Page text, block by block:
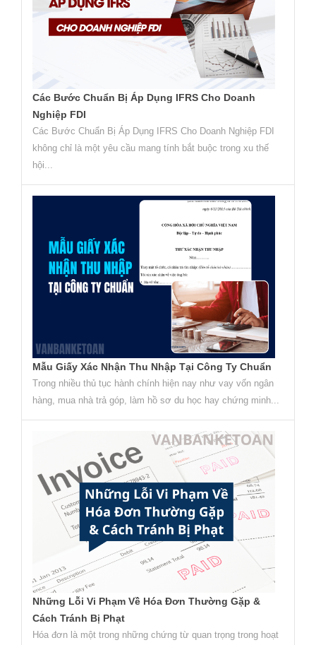
Các Bước Chuẩn Bị Áp Dụng IFRS Cho Doanh
Nghiệp FDI
Các Bước Chuẩn Bị Áp Dụng IFRS Cho Doanh Nghiệp FDI
không chỉ là một yêu cầu mang tính bắt buộc trong xu thế
hội...
Mẫu Giấy Xác Nhận Thu Nhập Tại Công Ty Chuẩn
Trong nhiều thủ tục hành chính hiện nay như vay vốn ngân
hàng, mua nhà trả góp, làm hồ sơ du học hay chứng minh...
Những Lỗi Vi Phạm Về Hóa Đơn Thường Gặp &
Cách Tránh Bị Phạt
Hóa đơn là một trong những chứng từ quan trọng trong hoạt